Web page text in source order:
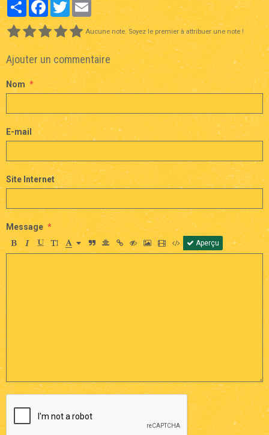
PartagerFacebook
TwitterEmail
Aucune note. Soyez le premier à attribuer une note !
Ajouter un commentaire
Nom
E-mail
Site Internet
Message
Aperçu